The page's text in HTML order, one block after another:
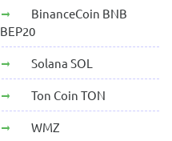
BinanceCoin BNB
BEP20
Solana SOL
Ton Coin TON
WMZ